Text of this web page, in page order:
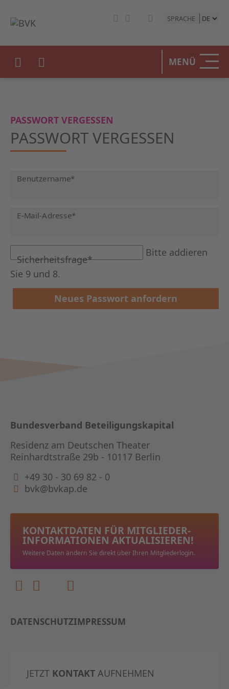
SPRACHE
MENÜ
PASSWORT VERGESSEN
PASSWORT VERGESSEN
Pflichtfeld
Benutzername*
Pflichtfeld
E-Mail-Adresse*
Bitte addieren
Sie 9 und 8.
Pflichtfeld
Sicherheitsfrage*
Neues Passwort anfordern
Bundesverband Beteiligungskapital
Residenz am Deutschen Theater
Reinhardtstraße 29b - 10117 Berlin
+49 30 - 30 69 82 - 0
bvk@bvkap.de
KONTAKTDATEN FÜR MITGLIEDER­
INFORMATIONEN AKTUALISIEREN!
Weitere Daten ändern Sie direkt über Ihren Mitgliederlogin.
DATENSCHUTZIMPRESSUM
JETZT KONTAKT AUFNEHMEN